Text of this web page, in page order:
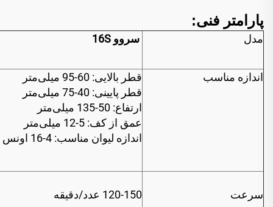
پارامتر فنی:
مدل سروو 16S
اندازه مناسب
قطر بالایی: 60-95 میلی‌متر
قطر پایینی: 40-75 میلی‌متر
ارتفاع: 50-135 میلی‌متر
عمق از کف: 5-12 میلی‌متر
اندازه لیوان مناسب: 4-16 اونس
سرعت 120-150 عدد/دقیقه